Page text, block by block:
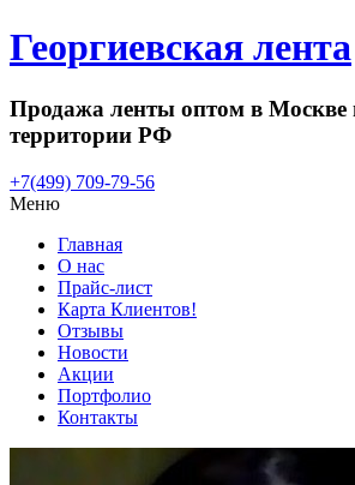
Георгиевская лента
Продажа ленты оптом в Москве
территории РФ
+7(499) 709-79-56
Меню
Главная
О нас
Прайс-лист
Карта Клиентов!
Отзывы
Новости
Акции
Портфолио
Контакты